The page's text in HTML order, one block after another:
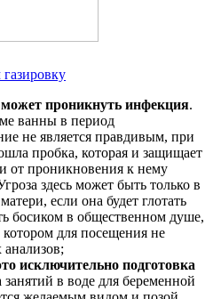
проникнуть инфекция.
ванны в период
не является правдивым, при
пробка, которая и защищает
от проникновения к нему
здесь может быть только в
если она будет глотать
босиком в общественном душе,
для посещения не
исключительно подготовка
занятий в воде для беременной